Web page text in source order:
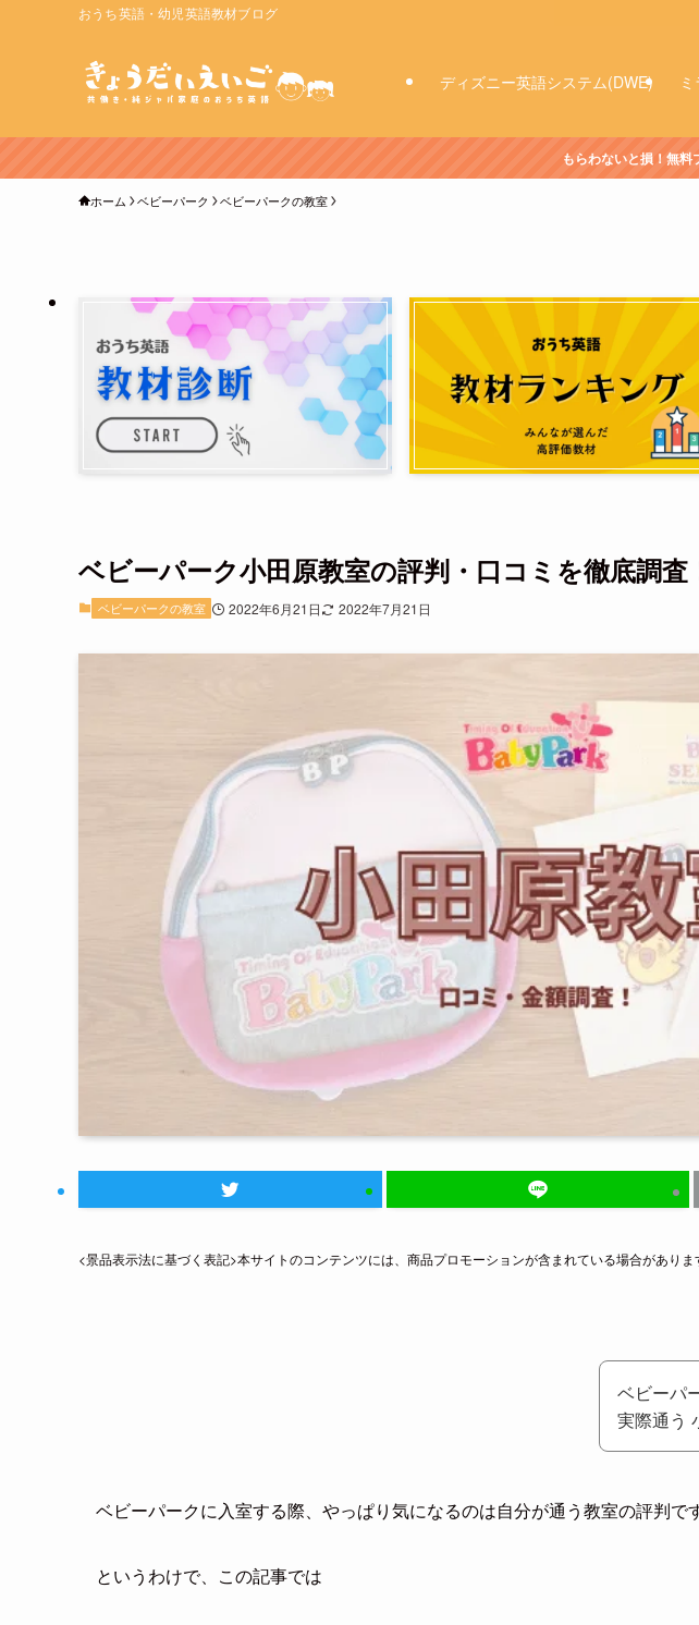
おうち英語・幼児英語教材ブログ
ディズニー英語システム(DWE)
もらわないと損！無料
ホーム ベビーパーク ベビーパークの教室
ベビーパーク小田原教室の評判・口コミを徹底調査
ベビーパークの教室 2022年6月21日 2022年7月21日
<景品表示法に基づく表記>本サイトのコンテンツには、商品プロモーションが含まれている場合がありま
ベビーパ
実際通う
ベビーパークに入室する際、やっぱり気になるのは自分が通う教室の評判で
というわけで、この記事では